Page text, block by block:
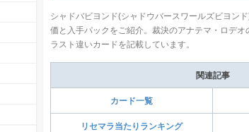
シャドバビヨンド(シャドウバースワールズビヨン
価と入手パックをご紹介。裁決のアナテマ・ロデ
ラスト違いカードを記載しています。
関連記事
カード一覧
リセマラ当たりランキング